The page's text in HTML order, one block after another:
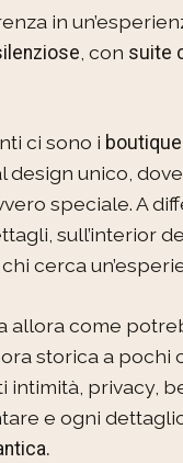
in
, con suite
ci sono i boutique
unico,
speciale. A
sull’interior
cerca
allora come
storica a
privacy,
e ogni